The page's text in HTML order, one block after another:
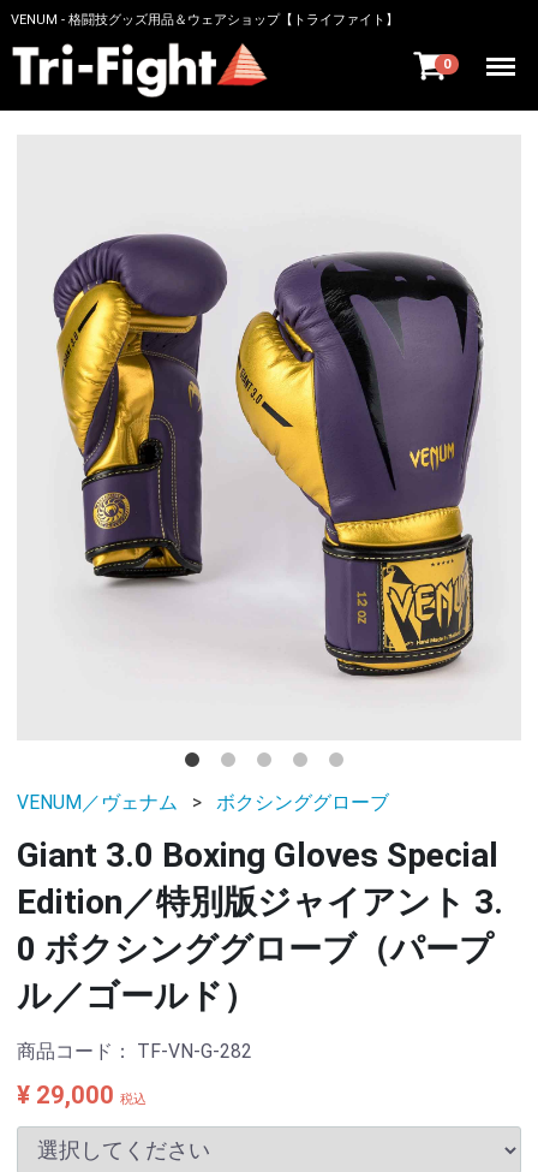
VENUM - 格闘技グッズ用品＆ウェアショップ【トライファイト】
0 Menu
VENUM／ヴェナム ボクシンググローブ
Giant 3.0 Boxing Gloves Special
Edition／特別版ジャイアント 3.
0 ボクシンググローブ（パープ
ル／ゴールド）
商品コード： TF-VN-G-282
¥ 29,000 税込